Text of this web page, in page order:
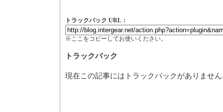
トラックバック URL：
※ここをコピーしてお使いください。
トラックバック
現在この記事にはトラックバックがありませ